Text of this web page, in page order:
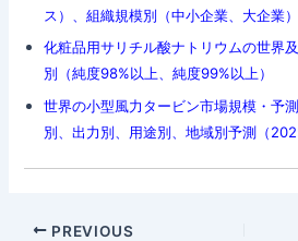
ス）、組織規模別（中小企業、大企業
化粧品用サリチル酸ナトリウムの世界
別（純度98%以上、純度99%以上）
世界の小型風力タービン市場規模・予
別、出力別、用途別、地域別予測（
Post
PREVIOUS